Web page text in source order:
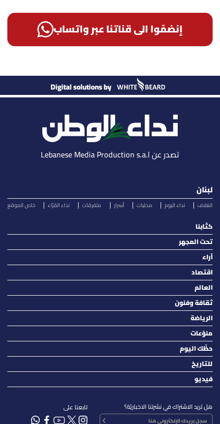
إنضمّوا الى قناتنا عبر واتساب
Digital solutions by
تصدر عن Lebanese Media Production s.a.l
لبنان
الغلاف نداء اليوم محليات أسرار متفرقات نداء القرّاء خاص الموقع
كتّابنا
تحت المجهر
آراء
اقتصاد
العالم
ثقافة وفنون
الرياضة
منوّعات
حظّك اليوم
للتاريخ
فيديو
هل تريد الاشتراك في نشرتنا الاخباريّة؟ تابعنا على